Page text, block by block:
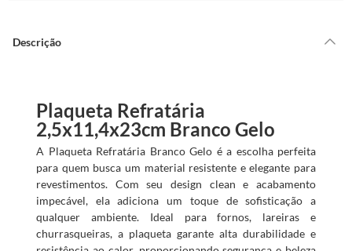
Descrição
Plaqueta Refratária
2,5x11,4x23cm Branco Gelo
A Plaqueta Refratária Branco Gelo é a escolha perfeita
para quem busca um material resistente e elegante para
revestimentos. Com seu design clean e acabamento
impecável, ela adiciona um toque de sofisticação a
qualquer ambiente. Ideal para fornos, lareiras e
churrasqueiras, a plaqueta garante alta durabilidade e